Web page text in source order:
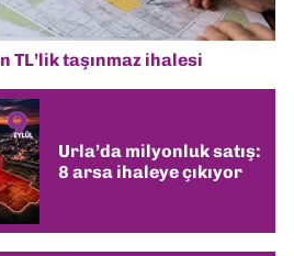
TL’lik taşınmaz ihalesi
Urla’da milyonluk satış:
8 arsa ihaleye çıkıyor